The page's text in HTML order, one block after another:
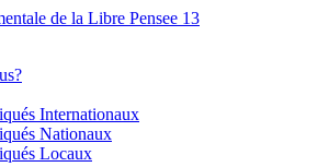
de la Libre Pensee 13
Nationale de la Libre Pensée ni dieu ni
Internationaux
Nationaux
Locaux